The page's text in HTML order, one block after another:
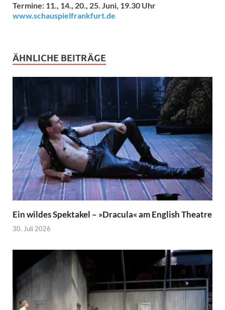
Termine: 11., 14., 20., 25. Juni, 19.30 Uhr
www.schauspielfrankfurt.de
ÄHNLICHE BEITRÄGE
Ein wildes Spektakel – »Dracula« am English Theatre
30. Juli 2026